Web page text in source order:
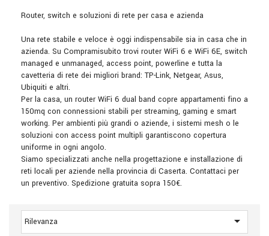
Router, switch e soluzioni di rete per casa e azienda
Una rete stabile e veloce è oggi indispensabile sia in casa che in
azienda. Su Compramisubito trovi router WiFi 6 e WiFi 6E, switch
managed e unmanaged, access point, powerline e tutta la
cavetteria di rete dei migliori brand: TP-Link, Netgear, Asus,
Ubiquiti e altri.
Per la casa, un router WiFi 6 dual band copre appartamenti fino a
150mq con connessioni stabili per streaming, gaming e smart
working. Per ambienti più grandi o aziende, i sistemi mesh o le
soluzioni con access point multipli garantiscono copertura
uniforme in ogni angolo.
Siamo specializzati anche nella progettazione e installazione di
reti locali per aziende nella provincia di Caserta. Contattaci per
un preventivo. Spedizione gratuita sopra 150€.
Rilevanza 